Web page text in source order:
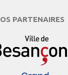
PARTENAIRES